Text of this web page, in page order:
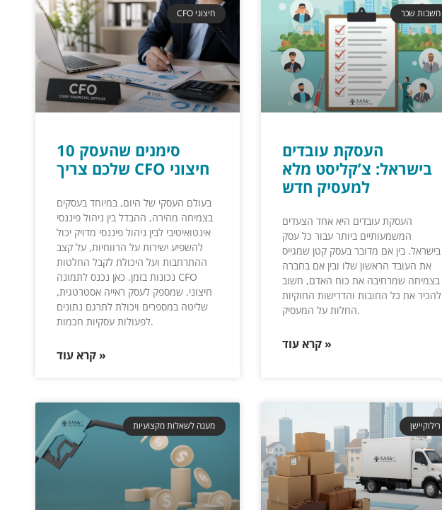
CFO חיצוני
10 סימנים שהעסק
שלכם צריך CFO חיצוני
בעולם העסקי של היום, במיוחד בעסקים
בצמיחה מהירה, ההבדל בין ניהול פיננסי
אינטואיטיבי לבין ניהול פיננסי מדויק יכול
להשפיע ישירות על הרווחיות, על קצב
ההתרחבות ועל היכולת לקבל החלטות
נכונות בזמן. כאן נכנס לתמונה CFO
חיצוני, שמספק לעסק ראייה אסטרטגית,
שליטה במספרים ויכולת לתרגם נתונים
לפעולות עסקיות חכמות.
קרא עוד »
חשבות שכר
העסקת עובדים
בישראל: צ’קליסט מלא
למעסיק חדש
העסקת עובדים היא אחד הצעדים
המשמעותיים ביותר עבור כל עסק
בישראל. בין אם מדובר בעסק קטן שמגייס
את העובד הראשון שלו ובין אם בחברה
בצמיחה שמרחיבה את כוח האדם, חשוב
להכיר את כל החובות והדרישות החוקיות
החלות על המעסיק.
קרא עוד »
מענה לשאלות מקצועיות רילוקיישן